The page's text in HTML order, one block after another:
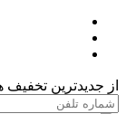
از جدیدترین